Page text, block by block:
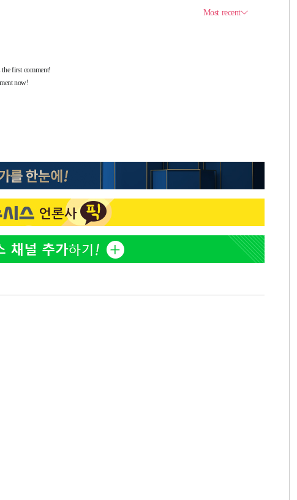
2
정보석 "황정음 전 남편 서글서글한 인상이
었는데…"
3
정부, 전 산업에 'AI 옷' 입힌다…AI 로봇 연
1000대 보급 추진
4 바다, 워터밤 공개저격 "말이 안 된다"
5 최준희, 또 성형수술 예고 "짝짝이 눈 탈출"